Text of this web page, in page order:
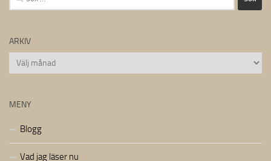
efter:
ARKIV
Arkiv
MENY
Blogg
Vad jag läser nu